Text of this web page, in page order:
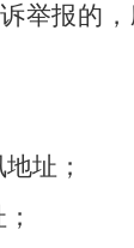
举报的
址；